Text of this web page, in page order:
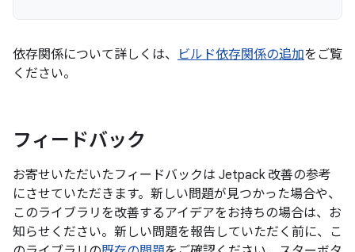
依存関係について詳しくは、 ビルド依存関係の追加をご覧
ください。
フィードバック
お寄せいただいたフィードバックは Jetpack 改善の参考
にさせていただきます。新しい問題が見つかった場合や、
このライブラリを改善するアイデアをお持ちの場合は、お
知らせください。新しい問題を報告していただく前に、こ